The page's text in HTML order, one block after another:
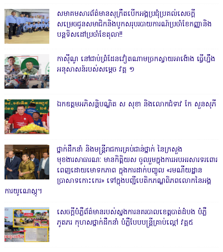
សមាគមសារព័ត៌មានសុក្រឹតបើកអង្គប្រជុំប្រគល់សេចក្តី
សម្រេចជូនសមាជិកនិងបូកសរុបរបាយការណ៍ប្រចាំខែកញ្ញានិង
បន្តទិសដៅប្រចាំខែតុលា!!
កាសុីណូ នៅជាប់ព្រំដែនវៀតណាមច្រកស្វាយអាង៉ោង ធ្វើហ្នឹង
អនុសាសន៍របស់សម្ដេច វគ្គ ១
ឯកឧត្តមអភិសន្តិបណ្ឌិត ស សុខា និងលោកជំទាវ កែ សួនសុភី
ថ្នាក់ដឹកនាំ និងមន្ត្រីរាជការគ្រប់ជាន់ថ្នាក់ នៃក្រសួង
មុខងារសាធារណៈ មានកិត្តិយស ចូលរួមក្នុងការអបអរសារទរពោរ
ពេញដោយមោទកភាព ក្នុងការដាក់បញ្ចូល «រមណីយដ្ឋាន
ប្រាសាទកោះកេរ» ទៅក្នុងបញ្ជីបេតិកភណ្ឌពិភពលោកនៃអង្គ
ការយូណេស្កូ។
សេចក្តីបំភ្លឺព័ត៌មានរបស់ស្នងការនគរបាលខេត្តបាត់ដំបង បំភ្លឺ
ភូតភរ កុហសថ្នាក់ដឹកនាំ បំភ្លឺបែបបន្ត្រីគ្រាប់ល្ពៅ វគ្គ៥